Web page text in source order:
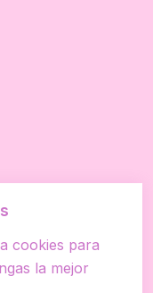
cookies para
la mejor